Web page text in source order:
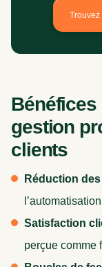
Trouvez
Bénéfices
gestion
clients
Réduction
Satisfaction
perçue comme